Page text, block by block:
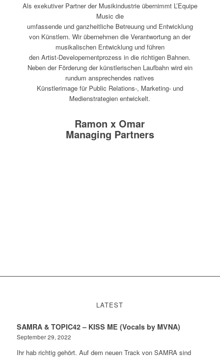
Als exekutiver Partner der Musikindustrie übernimmt L’Equipe
Music die
umfassende und ganzheitliche Betreuung und Entwicklung
von Künstlern. Wir übernehmen die Verantwortung an der
musikalischen Entwicklung und führen
den Artist-Developementprozess in die richtigen Bahnen.
Neben der Förderung der künstlerischen Laufbahn wird ein
rundum ansprechendes natives
Künstlerimage für Public Relations-, Marketing- und
Medienstrategien entwickelt.
Ramon x Omar
Managing Partners
LATEST
SAMRA & TOPIC42 – KISS ME (Vocals by MVNA)
September 29, 2022
Ihr hab richtig gehört. Auf dem neuen Track von SAMRA sind